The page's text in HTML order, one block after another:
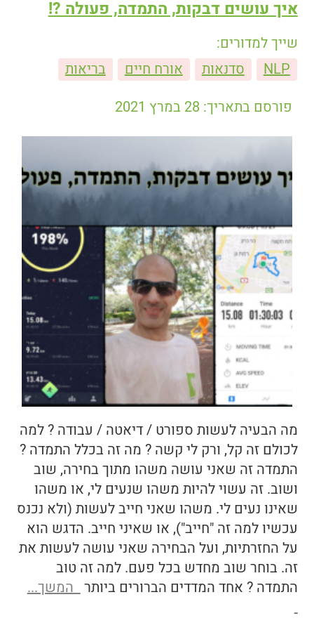
איך עושים דבקות, התמדה, פעולה ?!
שייך למדורים:
NLP
סדנאות אורח חיים
בריאות
פורסם בתאריך: 28 במרץ 2021
מה הבעיה לעשות ספורט / דיאטה / עבודה ? למה
לכולם זה קל, ורק לי קשה ? מה זה בכלל התמדה ?
התמדה זה שאני עושה משהו מתוך בחירה, שוב
ושוב. זה עשוי להיות משהו שנעים לי, או משהו
שאינו נעים לי. משהו שאני חייב לעשות (ולא נכנס
עכשיו למה זה "חייב"), או שאיני חייב. הדגש הוא
על החזרתיות, ועל הבחירה שאני עושה לעשות את
זה. בוחר שוב מחדש בכל פעם. למה זה טוב
התמדה ? אחד המדדים הברורים ביותרהמשך...